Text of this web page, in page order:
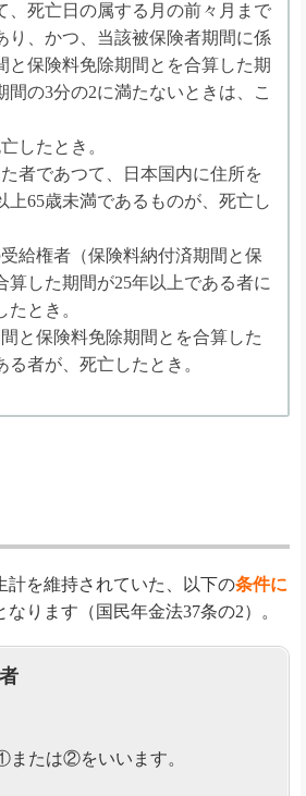
、死亡日の属する月の前々月まで
り、かつ、当該被保険者期間に係
と保険料免除期間とを合算した期
間の3分の2に満たないときは、こ
したとき。
者であつて、日本国内に住所を
上65歳未満であるものが、死亡し
給権者（保険料納付済期間と保
算した期間が25年以上である者に
とき。
と保険料免除期間とを合算した
る者が、死亡したとき。
計を維持されていた、以下の条件に
なります（国民年金法37条の2）。
または②をいいます。